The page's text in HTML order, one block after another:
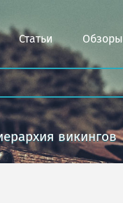
Статьи Обзоры
викингов